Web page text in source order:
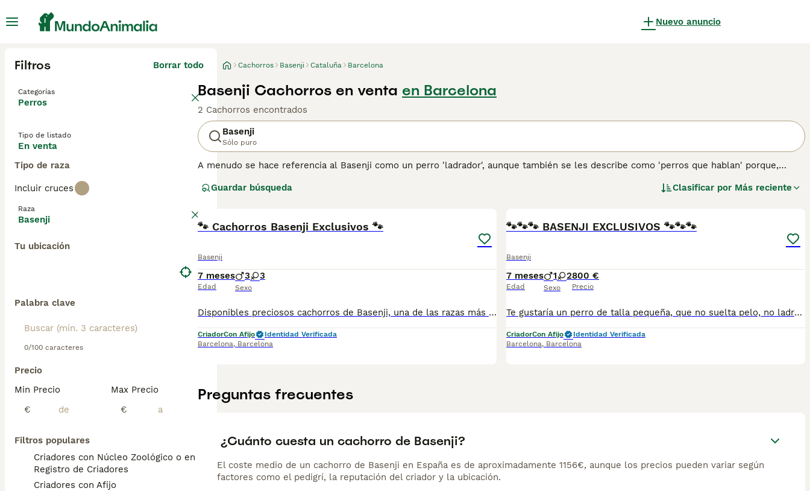
Nuevo anuncio
Filtros Borrar todo
Categorías
Perros
Tipo de listado
En venta
Tipo de raza
Incluir cruces
Raza
Basenji
Tu ubicación
Palabra clave
0/100 caracteres
Precio
Min Precio
€
Max Precio
€
Filtros populares
Criadores con Núcleo Zoológico o en el
Registro de Criadores
Criadores con Afijo
Cachorros Basenji Cataluña Barcelona
Basenji Cachorros en venta en Barcelona
2 Cachorros encontrados
Basenji
Sólo puro
A menudo se hace referencia al Basenji como un perro 'ladrador', aunque también se les describe como 'perros que hablan' porque,
parecidos a los gatos que a otros perros, y pasarán horas acicalándose si se ensucian el pelaje. Al igual que los gatos, los Basenji usan
Lee nuestrapágina de consejos de compra de Basenji para obtener información sobre esta raza de perro.
Guardar búsqueda Clasificar por Más reciente
🐾 Cachorros Basenji Exclusivos 🐾
Basenji
7 meses
Edad
3 3
Sexo
Disponibles preciosos cachorros de Basenji, una de las razas más antiguas, elegantes y especiales del mundo. Conocido como el “perro que no ladra”, el Basenji destaca por su carácter inteligente, limpio e independiente. Criados en entorno natural, con socialización temprana y atención individualizada desde los primeros días, nuestros cachorros crecen equilibrados, seguros y bien adaptados a la vida familiar. El Basenji es ideal para personas que buscan un perro: ✨ Muy limpio y sin olor ✨ De pelo corto y mínima muda ✨ Activo, curioso y muy inteligente ✨ Con personalidad única y vínculo fuerte con su familia Trabajamos con pocas camadas al año, priorizando siempre la salud, el carácter y la calidad. 🔹 Padres cuidadosamente seleccionados y testados, libres de enfermedades genéticas 🔹 Criador profesional desde 1998 🔹 Proyecto serio, legal y con garantías reales 📄 Se entregan a partir de los 60 días, con: • Cartilla sanitaria oficial • Vacunas y desparasitaciones al día • Microchip • Pedigree LOE • Contrato de venta • Garantía escrita conforme a la ley • Revisión veterinaria completa por escrito Buscamos familias responsables, conscientes de que el Basenji es una raza primitiva con carácter propio, que necesita comprensión, ejercicio y vínculo. 📍 La Granja de Flix (Tarragona) 📅 Visitas con cita previa 👉 Si buscas un Basenji exclusivo, criado con experiencia, seriedad y compromiso, contáctanos para más información y reservas.
CriadorCon Afijo
Identidad Verificada
Barcelona, Barcelona
🐾🐾🐾 BASENJI EXCLUSIVOS 🐾🐾🐾
Basenji
7 meses
Edad
1 2
Sexo
800 €
Precio
Te gustaría un perro de talla pequeña, que no suelta pelo, no ladra, super limpio, que no huele mal, hipo alergénico , activo y muy listo? Aquí tienes los Basenji! Una raza africana unica ! Se adapta a la vida en piso y en el campo. Fuertes y sanos. Llamanos para saber mas! Tel 610621032
CriadorCon Afijo
Identidad Verificada
Barcelona, Barcelona
Preguntas frecuentes
¿Cuánto cuesta un cachorro de Basenji?
El coste medio de un cachorro de Basenji en España es de aproximadamente 1156€, aunque los precios pueden variar según
factores como el pedigrí, la reputación del criador y la ubicación.